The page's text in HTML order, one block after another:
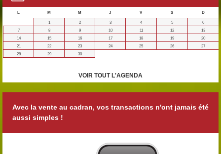
L M M J V S
D
1
2 3 4 5
6
7
8 9 10 11 12
13
14
15 16 17 18 19
20
21
22 23 24 25 26
27
28
29 30
VOIR TOUT L'AGENDA
Avec la vente au cadran, vos transactions n'ont jamais été
aussi simples !